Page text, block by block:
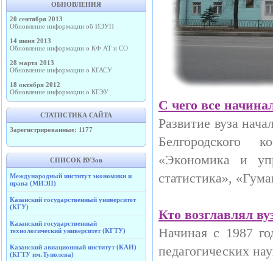
ОБНОВЛЕНИЯ
20 сентября 2013
Обновление информации об ИЭУП
14 июня 2013
Обновление информации о КФ АТ и СО
28 марта 2013
Обновление информации о КГАСУ
18 октября 2012
Обновление информации о КГЭУ
СТАТИСТИКА САЙТА
Зарегистрированные: 1177
СПИСОК ВУЗов
Международный институт экономики и
права (МИЭП)
Казанский государственный университет
(КГУ)
Казанский государственный
технологический университет (КГТУ)
Казанский авиационный институт (КАИ)
(КГТУ им.Туполева)
С чего все
Развитие вуза
Белгородского
«Экономика и
статистика»,
Кто возглавлял
Начиная с 1987
педагогических